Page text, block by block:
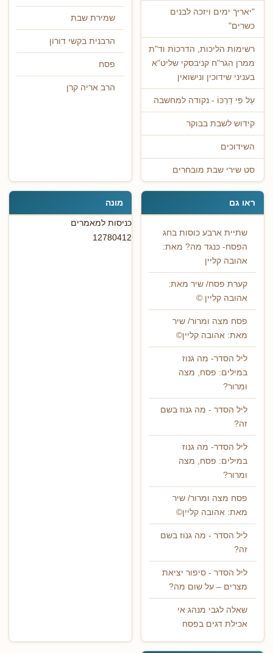
"יאריך ימים ויזכה לבנים
כשרים"
רשימות הליכות, הדרכות וד"ת
ממרן הגר"ח קניבסקי שליט"א
בעניני שידוכין ונישואין
עַל פִּי דַרְכּוֹ - נקודה למחשבה
קידוש לשבת בבוקר
השידוכים
סט שירי שבת מובחרים
שמירת שבת
הרבנית בקשי דורון
פסח
הרב אריה קרן
ראו גם
שתיית ארבע כוסות בחג
הפסח- כנגד מה? מאת:
אהובה קליין
קערת פסח/ שיר מאת:
אהובה קליין ©
פסח מצה ומרור/ שיר
מאת: אהובה קליין©
ליל הסדר- מה גנוז
במילים: פסח, מצה
ומרור?
ליל הסדר - מה גנוז בשם
זה?
ליל הסדר- מה גנוז
במילים: פסח, מצה
ומרור?
פסח מצה ומרור/ שיר
מאת: אהובה קליין©
ליל הסדר - מה גנוז בשם
זה?
ליל הסדר - סיפור יציאת
מצרים – על שום מה?
שאלה לגבי מנהג אי
אכילת דגים בפסח
מונה
כניסות למאמרים
12780412